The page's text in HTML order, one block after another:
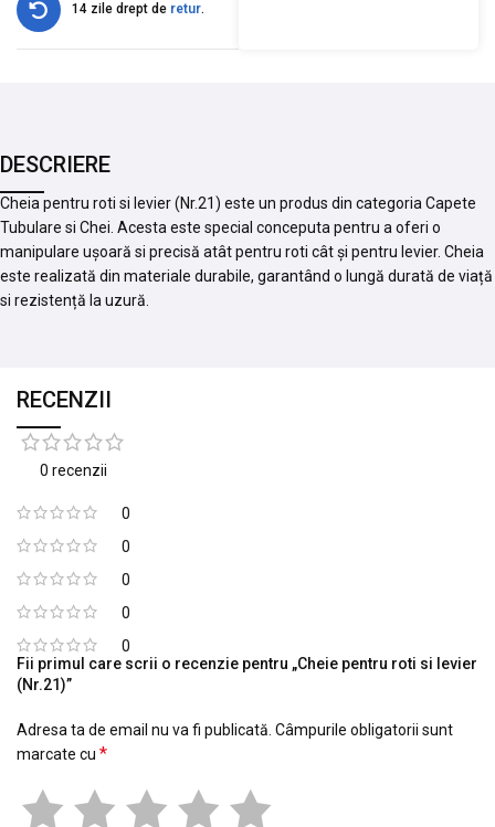
14 zile drept de retur.
DESCRIERE
Cheia pentru roti si levier (Nr.21) este un produs din categoria Capete
Tubulare si Chei. Acesta este special conceputa pentru a oferi o
manipulare ușoară si precisă atât pentru roti cât și pentru levier. Cheia
este realizată din materiale durabile, garantând o lungă durată de viață
si rezistență la uzură.
RECENZII
0 recenzii
0
0
0
0
0
Fii primul care scrii o recenzie pentru „Cheie pentru roti si levier
(Nr.21)”
Adresa ta de email nu va fi publicată. Câmpurile obligatorii sunt
marcate cu *